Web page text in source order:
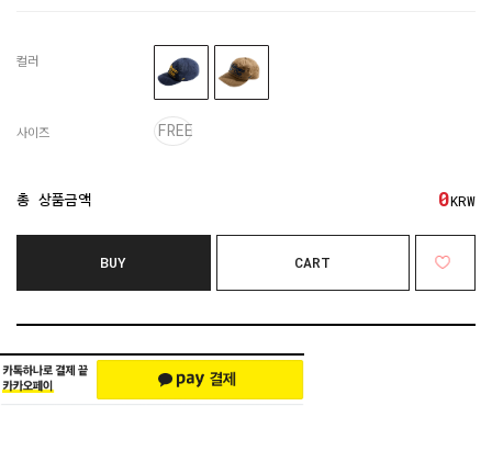
컬러
사이즈 FREE
총 상품금액 0KRW
BUY CART